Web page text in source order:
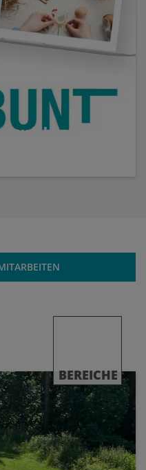
voll.bunt
BEREICHE